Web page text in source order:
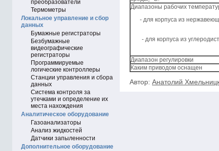
преобразователи
Термометры
Локальное управление и сбор
данных
Бумажные регистраторы
Безбумажные
видеографические
регистраторы
Программируемые
логические контроллеры
Станции управления и сбора
данных
Система контроля за
утечками и определение их
места нахождения
Аналитическое оборудование
Газоанализаторы
Анализ жидкостей
Датчики запыленности
Дополнительное оборудование
Диапазоны рабочих
- для корпуса из
- для корпуса из
Диапазон регулировки
Каким приводом оснащен
Автор: Анатолий